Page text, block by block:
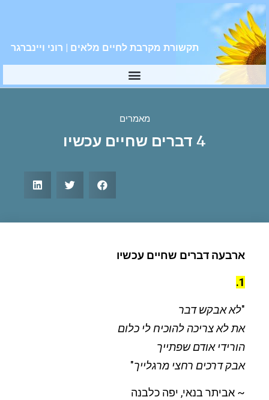
תקשורת מקרבת לחיים מלאים | רוני ויינברגר
מאמרים
4 דברים שחיים עכשיו
ארבעה דברים שחיים עכשיו
1.
"לא אבקש דבר
את לא צריכה להוכיח לי כלום
הורידי אודם שפתייך
אבק דרכים רחצי מרגלייך"
~ אביתר בנאי, יפה כלבנה